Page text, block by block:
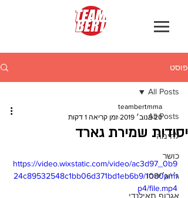
פוסט
All Posts
לחימה
כושר
ג׳יוג׳יטסו
אגרוף תאילנדי
All Posts
יסודות שמירת גארד
teambertmma
20 בנוב׳ 2019
זמן קריאה 1 דקות
https://video.wixstatic.com/video/ac3d97_0b9
24c89532548c1bb06d371bd1eb6b9/1080p/m
p4/file.mp4